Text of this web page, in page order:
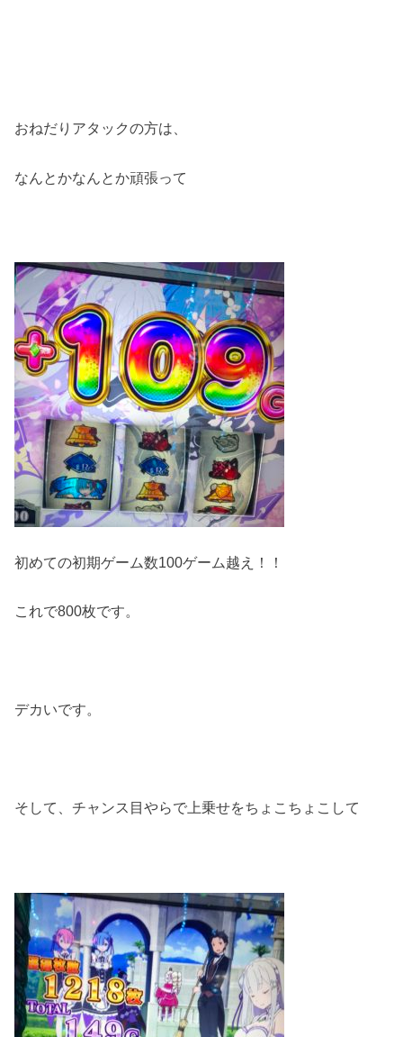
おねだりアタックの方は、
なんとかなんとか頑張って
初めての初期ゲーム数100ゲーム越え！！
これで800枚です。
デカいです。
そして、チャンス目やらで上乗せをちょこちょこして